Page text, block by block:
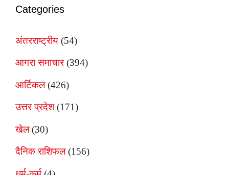
Categories
अंतरराष्ट्रीय (54)
आगरा समाचार(394)
आर्टिकल(426)
उत्तर प्रदेश(171)
खेल(30)
दैनिक राशिफल(156)